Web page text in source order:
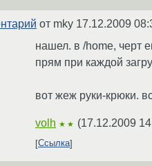
от mky 17.12.2009
нашел. в /home, черт
прям при каждой
вот жеж руки-крюки.
volh ★★ (17.12.2009
Ссылка